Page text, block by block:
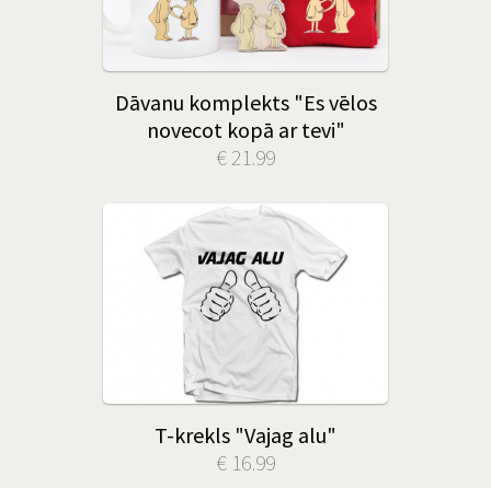
Dāvanu komplekts "Es vēlos
novecot kopā ar tevi"
€ 21.99
T-krekls "Vajag alu"
€ 16.99